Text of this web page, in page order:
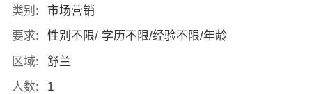
类别:
市场营销
要求:
性别不限/ 学历不限/经验不限/年龄
区域:
舒兰
人数:
1